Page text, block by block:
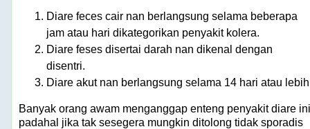
Diare feces cair nan berlangsung selama beberapa
jam atau hari dikategorikan penyakit kolera.
Diare feses disertai darah nan dikenal dengan
disentri.
Diare akut nan berlangsung selama 14 hari atau
Banyak orang awam menganggap enteng penyakit diare
padahal jika tak sesegera mungkin ditolong tidak sporadis